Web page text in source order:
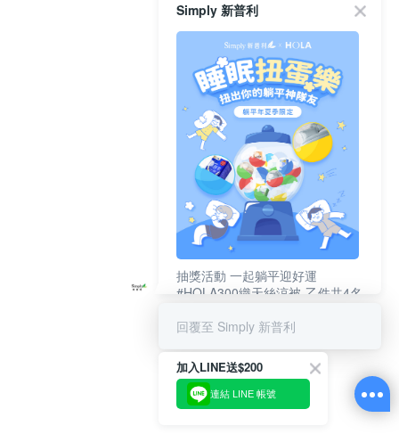
Simply 新普利
抽獎活動 一起躺平迎好運
#HOLA300織天絲涼被-乙件共4名
回覆至 Simply 新普利
加入LINE送$200
連結 LINE 帳號